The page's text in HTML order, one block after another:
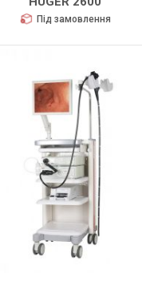
Під замовлення